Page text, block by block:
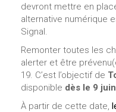
devront mettre en
alternative numérique
Signal.
Remonter toutes les
alerter et être
19. C’est l’objectif de
disponible dès le 9
À partir de cette date,